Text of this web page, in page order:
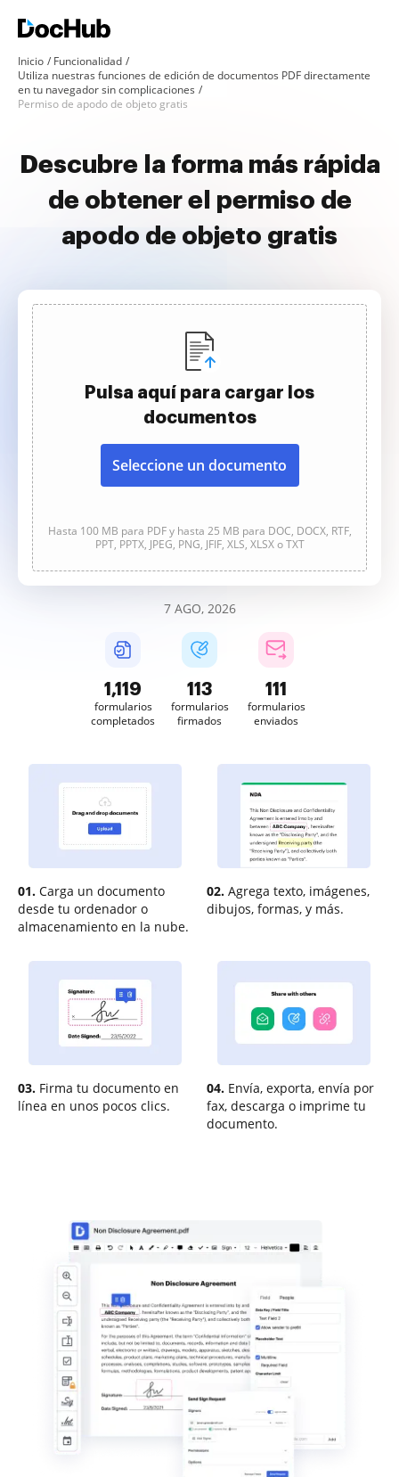
Inicio
Funcionalidad
Utiliza nuestras funciones de edición de documentos PDF directamente
en tu navegador sin complicaciones
Permiso de apodo de objeto gratis
Descubre la forma más rápida
de obtener el permiso de
apodo de objeto gratis
Pulsa aquí para cargar los
documentos
Seleccione un documento
Hasta 100 MB para PDF y hasta 25 MB para DOC, DOCX, RTF,
PPT, PPTX, JPEG, PNG, JFIF, XLS, XLSX o TXT
7 AGO, 2026
1,119
formularios
completados
113
formularios
firmados
111
formularios
enviados
01. Carga un documento
desde tu ordenador o
almacenamiento en la nube.
02. Agrega texto, imágenes,
dibujos, formas, y más.
03. Firma tu documento en
línea en unos pocos clics.
04. Envía, exporta, envía por
fax, descarga o imprime tu
documento.